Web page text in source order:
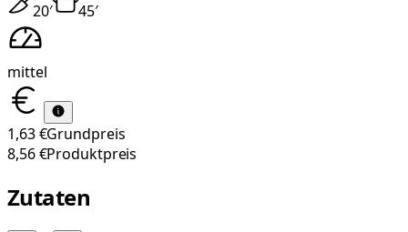
20′ 45′
mittel
1,63 €Grundpreis
8,56 €Produktpreis
Zutaten